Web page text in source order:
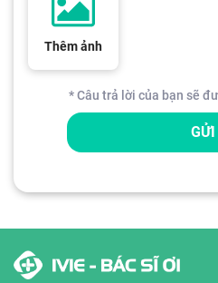
Thêm ảnh
* Câu trả lời của bạn sẽ
GỬI